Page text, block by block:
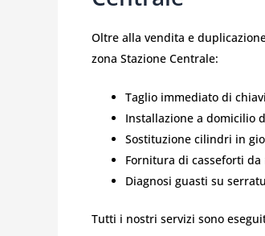
Oltre alla vendita e
zona Stazione Centrale:
Taglio immediato di chiavi
Installazione a domicilio
Sostituzione cilindri in
Fornitura di casseforti da
Diagnosi guasti su
Tutti i nostri servizi sono